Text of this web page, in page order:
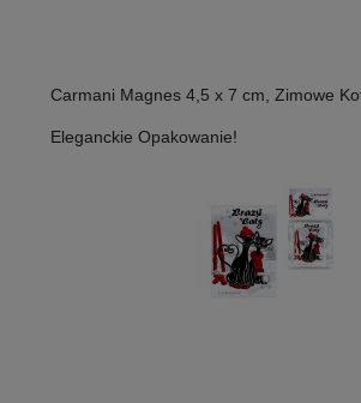
Carmani Magnes 4,5 x 7 cm, Zimowe
Eleganckie Opakowanie!